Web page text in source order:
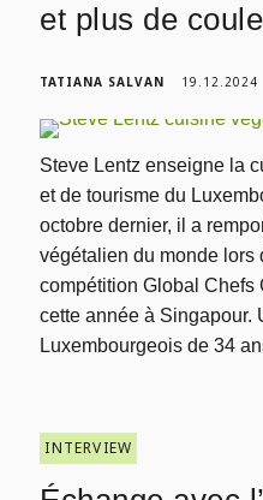
et plus de
TATIANA SALVAN 19.12.2024
Steve Lentz enseigne la
et de tourisme du
octobre dernier, il a
végétalien du monde lors
compétition Global Chefs
cette année à Singapour.
Luxembourgeois de 34
INTERVIEW